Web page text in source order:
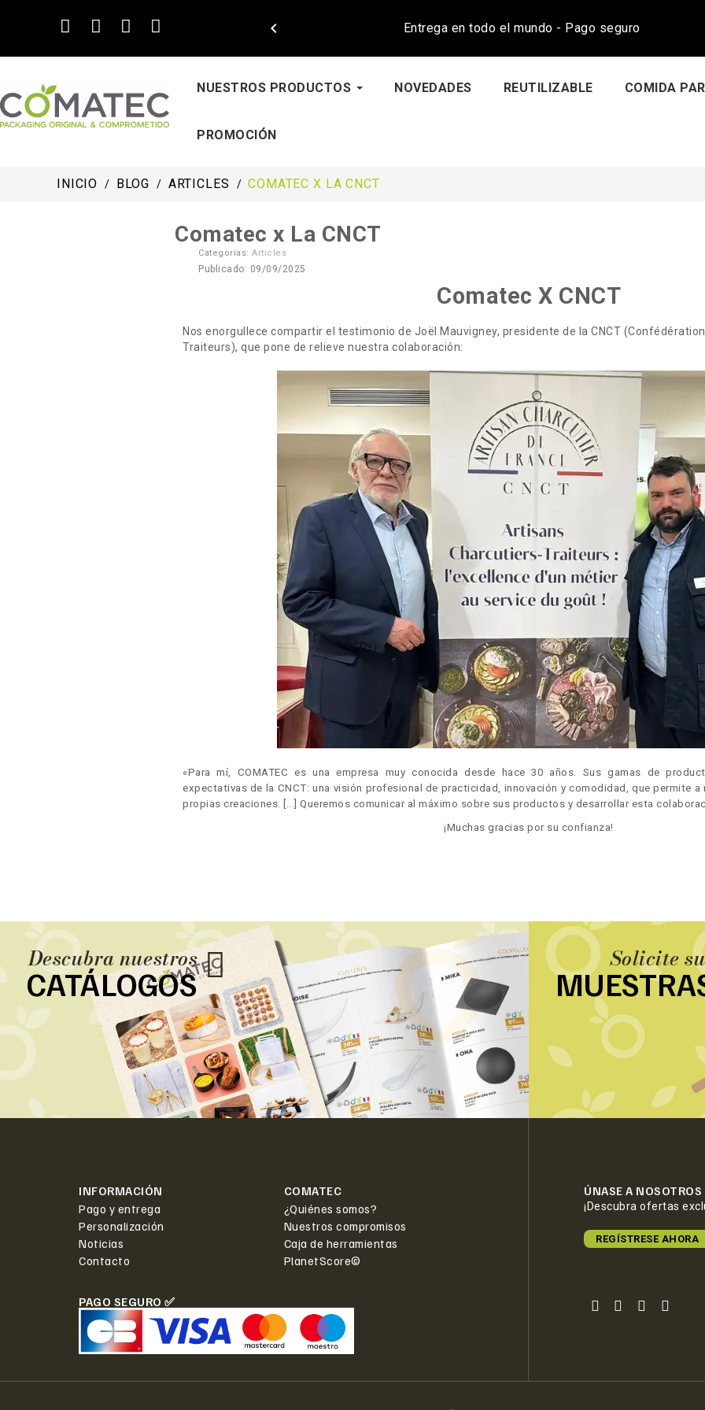
Entrega en todo el mundo - Pago seguro

NUESTROS PRODUCTOS NOVEDADES REUTILIZABLE COMIDA
PROMOCIÓN
INICIO BLOG ARTICLES COMATEC X LA CNCT
Comatec x La CNCT
Categorías: Articles
Publicado: 09/09/2025
Comatec X CNCT
Nos enorgullece compartir el testimonio de Joël Mauvigney, presidente de la CNCT
Traiteurs), que pone de relieve nuestra colaboración:
«Para mí, COMATEC es una empresa muy conocida desde hace 30 años. Sus gamas de
expectativas de la CNCT: una visión profesional de practicidad, innovación y comodidad, que permite
propias creaciones. [...] Queremos comunicar al máximo sobre sus productos y desarrollar esta
¡Muchas gracias por su confianza!
Descubra nuestros
CATÁLOGOS
Solicite
INFORMACIÓN
Pago y entrega
Personalización
Noticias
Contacto
COMATEC
¿Quiénes somos?
Nuestros compromisos
Caja de herramientas
PlanetScore©
PAGO SEGURO ✅
ÚNASE A NOSOTROS
¡Descubra ofertas
REGÍSTRESE AHORA